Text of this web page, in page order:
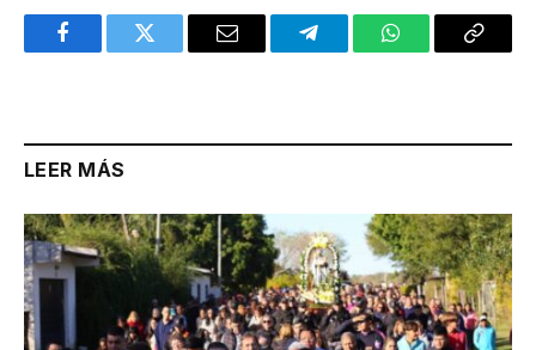
FacebookTwitter Email TelegramWhatsAppCopy
LEER MÁS